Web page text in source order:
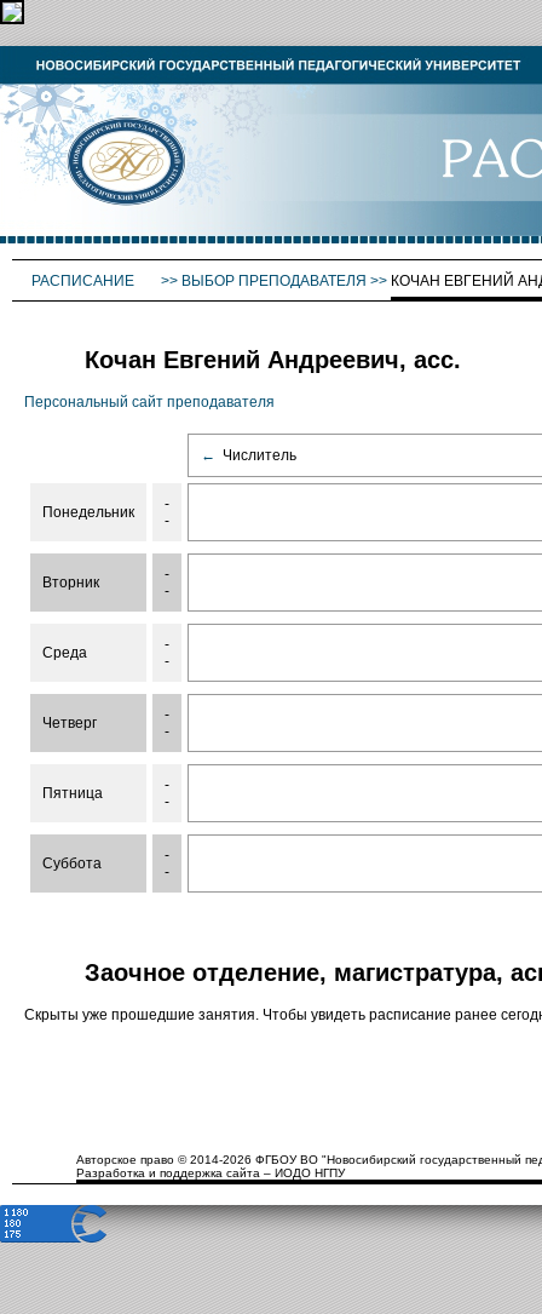
РАСПИСАНИЕ >> ВЫБОР ПРЕПОДАВАТЕЛЯ >> КОЧАН ЕВГЕНИЙ
Кочан Евгений Андреевич, асс.
Персональный сайт преподавателя
← Числитель
Понедельник
-
-
Вторник
-
-
Среда
-
-
Четверг
-
-
Пятница
-
-
Суббота
-
-
Заочное отделение, магистратура,
Скрыты уже прошедшие занятия. Чтобы увидеть расписание ранее
Авторское право © 2014-2026 ФГБОУ ВО "Новосибирский государственный
Разработка и поддержка сайта – ИОДО НГПУ